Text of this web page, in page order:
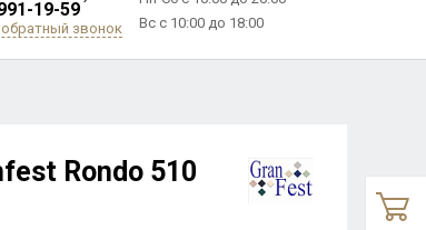
19-59
обратный звонок
Вс с 10:00 до 18:00
Rondo 510